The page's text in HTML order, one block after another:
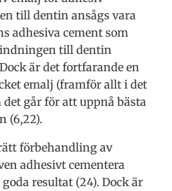
till dentin ansågs vara
adhesiva cement som
till dentin
är det fortfarande en
emalj (framför allt i det
går för att uppnå bästa
(6,22).
förbehandling av
adhesivt cementera
resultat (24). Dock är